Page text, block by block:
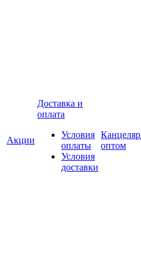
Акции
Доставка и
оплата
Условия
оплаты
Условия
доставки
оптом